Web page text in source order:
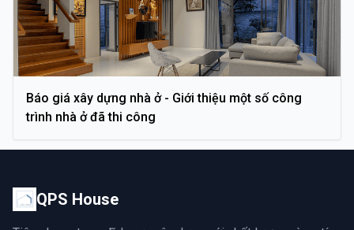
Báo giá xây dựng nhà ở - Giới thiệu một số công
trình nhà ở đã thi công
QPS House